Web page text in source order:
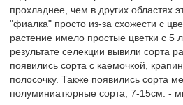
прохладнее, чем в других областях
"фиалка" просто из-за схожести с
растение имело простые цветки с 5
результате селекции вывили сорта
появились сорта с каемочкой,
полосочку. Также появились сорта
полуминиатюрные сорта, 7-15см. -